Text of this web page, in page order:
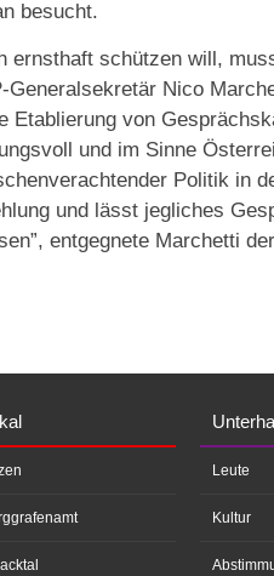
besucht.
ernsthaft schützen will,
Generalsekretär Nico
Etablierung von
und im Sinne
Politik in
und lässt jegliches
entgegnete Marchetti
Leute
Kultur